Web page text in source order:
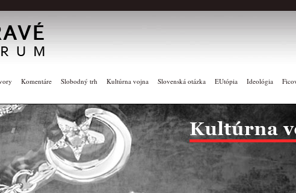
Komentáre Slobodný trh Kultúrna vojna Slovenská otázka EUtópia Ideológia